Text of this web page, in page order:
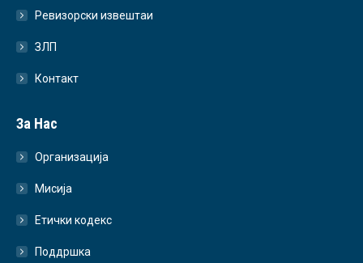
Ревизорски извештаи
ЗЛП
Контакт
За Нас
Организација
Мисија
Етички кодекс
Поддршка